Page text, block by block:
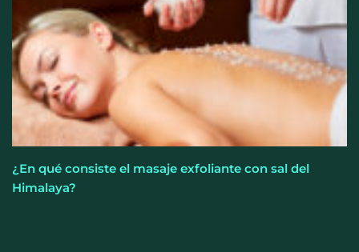
¿En qué consiste el masaje exfoliante con sal del
Himalaya?